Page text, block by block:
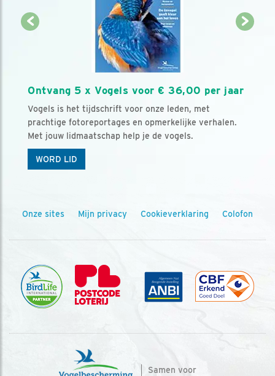
Ontvang 5 x Vogels voor € 36,00 per jaar
Vogels is het tijdschrift voor onze leden, met
prachtige fotoreportages en opmerkelijke verhalen.
Met jouw lidmaatschap help je de vogels.
WORD LID
Onze sites Mijn privacy Cookieverklaring Colofon
Samen voor